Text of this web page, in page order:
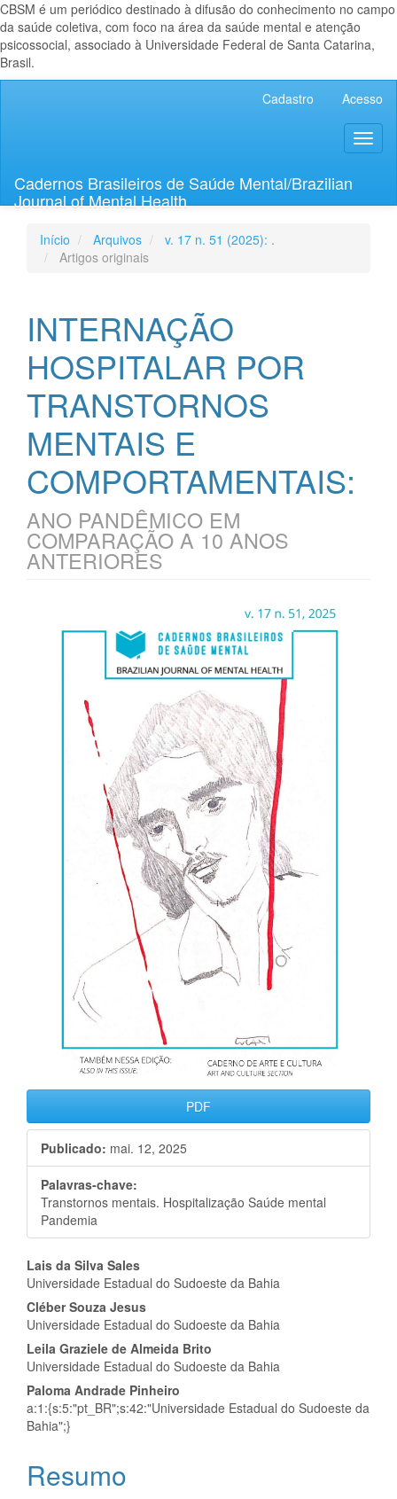
CBSM é um periódico destinado à difusão do conhecimento no campo
da saúde coletiva, com foco na área da saúde mental e atenção
psicossocial, associado à Universidade Federal de Santa Catarina,
Brasil.
Lateral
Cadastro Acesso
Cadernos Brasileiros de Saúde Mental/Brazilian
Journal of Mental Health
Início Arquivos
v. 17 n. 51 (2025): .
Artigos originais
INTERNAÇÃO
HOSPITALAR POR
TRANSTORNOS
MENTAIS E
COMPORTAMENTAIS:
ANO PANDÊMICO EM
COMPARAÇÃO A 10 ANOS
ANTERIORES
lateral
artigos
PDF
Publicado: mai. 12, 2025
Palavras-chave:
Transtornos mentais. Hospitalização Saúde mental
Pandemia
Conteúdo
do
artigo
principal
Lais da Silva Sales
Universidade Estadual do Sudoeste da Bahia
Cléber Souza Jesus
Universidade Estadual do Sudoeste da Bahia
Leila Graziele de Almeida Brito
Universidade Estadual do Sudoeste da Bahia
Paloma Andrade Pinheiro
a:1:{s:5:"pt_BR";s:42:"Universidade Estadual do Sudoeste da
Bahia";}
Resumo